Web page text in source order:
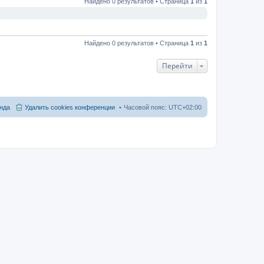
Найдено 0 результатов • Страница 1 из 1
Перейти
Часовой пояс: UTC+02:00
Удалить cookies конференции